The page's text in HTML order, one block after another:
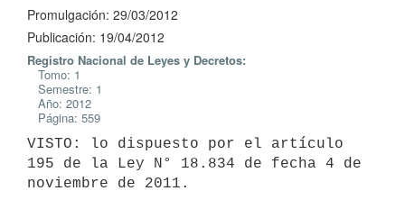
Promulgación: 29/03/2012
Publicación: 19/04/2012
Registro Nacional de Leyes y Decretos:
Tomo: 1
Semestre: 1
Año: 2012
Página: 559
VISTO: lo dispuesto por el artículo
195 de la Ley N° 18.834 de fecha 4 de
noviembre de 2011.